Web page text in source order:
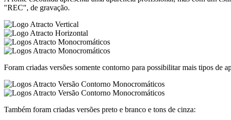
"REC", de gravação.
Foram criadas versões somente contorno para possibilitar mais tipos de
Também foram criadas versões preto e branco e tons de cinza: